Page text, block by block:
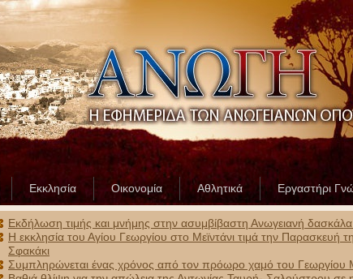
Εκκλησία Οικονομία Αθλητικά Εργαστήρι
Εκδήλωση τιμής και μνήμης στην ασυμβίβαστη Ανωγειανή
Η εκκλησία του Αγίου Γεωργίου στο Μεϊντάνι τιμά την
Σφακάκι
Συμπληρώνεται ένας χρόνος από τον πρόωρο χαμό του Γεωργίου